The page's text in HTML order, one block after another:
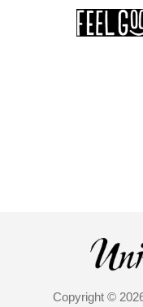
Copyright ©